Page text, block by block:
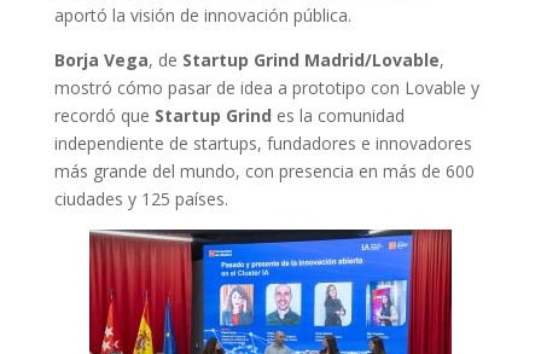
aportó la visión de innovación pública.
Borja Vega, de Startup Grind Madrid/Lovable,
mostró cómo pasar de idea a prototipo con Lovable y
recordó que Startup Grind es la comunidad
independiente de startups, fundadores e innovadores
más grande del mundo, con presencia en más de 600
ciudades y 125 países.